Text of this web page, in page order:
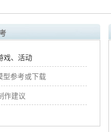
戏、活动
型参考或下载
作建议